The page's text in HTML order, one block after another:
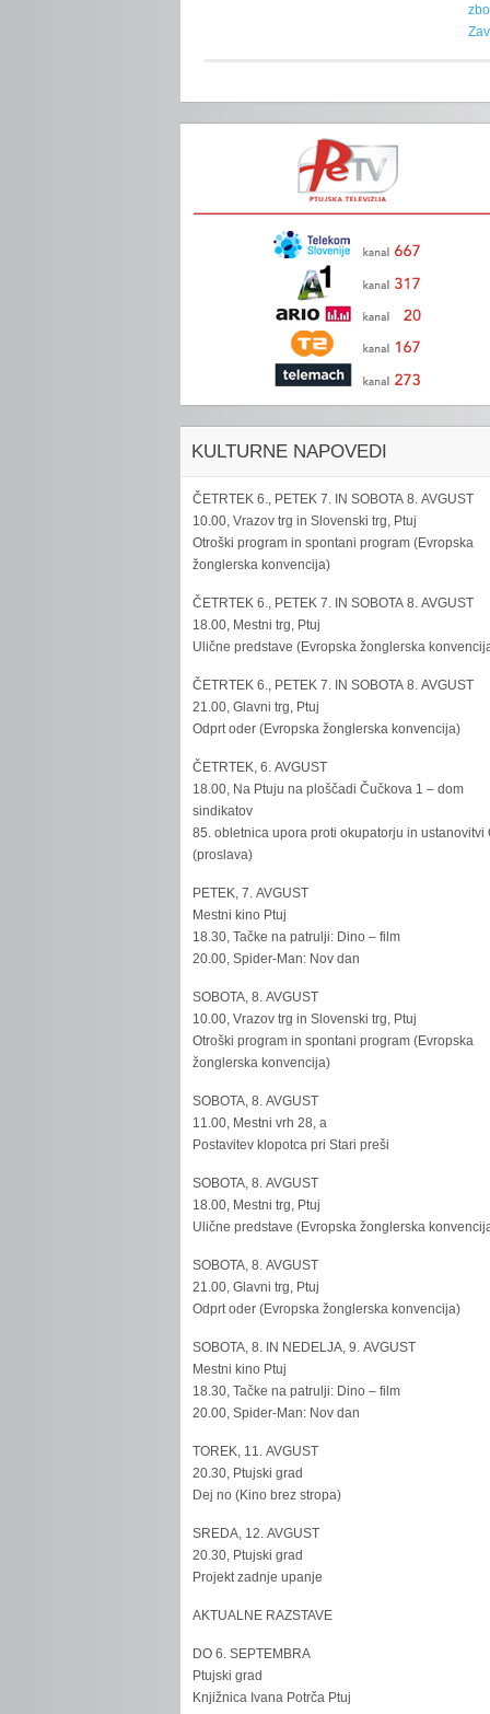
KULTURNE NAPOVEDI
ČETRTEK 6., PETEK 7. IN SOBOTA 8. AVGUST
10.00, Vrazov trg in Slovenski trg, Ptuj
Otroški program in spontani program (Evropska
žonglerska konvencija)
ČETRTEK 6., PETEK 7. IN SOBOTA 8. AVGUST
18.00, Mestni trg, Ptuj
Ulične predstave (Evropska žonglerska
ČETRTEK 6., PETEK 7. IN SOBOTA 8. AVGUST
21.00, Glavni trg, Ptuj
Odprt oder (Evropska žonglerska konvencija)
ČETRTEK, 6. AVGUST
18.00, Na Ptuju na ploščadi Čučkova 1 – dom
sindikatov
85. obletnica upora proti okupatorju in ustanovitvi
(proslava)
PETEK, 7. AVGUST
Mestni kino Ptuj
18.30, Tačke na patrulji: Dino – film
20.00, Spider-Man: Nov dan
SOBOTA, 8. AVGUST
10.00, Vrazov trg in Slovenski trg, Ptuj
Otroški program in spontani program (Evropska
žonglerska konvencija)
SOBOTA, 8. AVGUST
11.00, Mestni vrh 28, a
Postavitev klopotca pri Stari preši
SOBOTA, 8. AVGUST
18.00, Mestni trg, Ptuj
Ulične predstave (Evropska žonglerska
SOBOTA, 8. AVGUST
21.00, Glavni trg, Ptuj
Odprt oder (Evropska žonglerska konvencija)
SOBOTA, 8. IN NEDELJA, 9. AVGUST
Mestni kino Ptuj
18.30, Tačke na patrulji: Dino – film
20.00, Spider-Man: Nov dan
TOREK, 11. AVGUST
20.30, Ptujski grad
Dej no (Kino brez stropa)
SREDA, 12. AVGUST
20.30, Ptujski grad
Projekt zadnje upanje
AKTUALNE RAZSTAVE
DO 6. SEPTEMBRA
Ptujski grad
Knjižnica Ivana Potrča Ptuj